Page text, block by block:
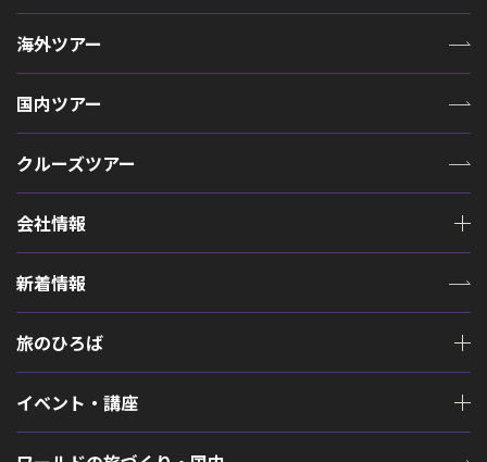
海外ツアー
国内ツアー
クルーズツアー
会社情報
新着情報
旅のひろば
イベント・講座